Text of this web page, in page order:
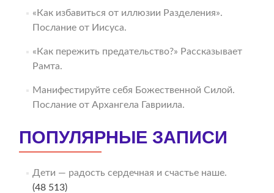
«Как избавиться от иллюзии Разделения».
Послание от Иисуса.
«Как пережить предательство?» Рассказывает
Рамта.
Манифестируйте себя Божественной Силой.
Послание от Архангела Гавриила.
ПОПУЛЯРНЫЕ ЗАПИСИ
Дети — радость сердечная и счастье наше.
(48 513)